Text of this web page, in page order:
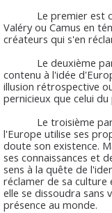
Le premier est
Valéry ou Camus en
créateurs qui s'en
Le deuxième
contenu à l'idée
illusion rétrospective
pernicieux que celui du
Le troisième
l'Europe utilise ses
doute son existence.
ses connaissances et
sens à la quête de
réclamer de sa
elle se dissoudra sans
présence au monde.